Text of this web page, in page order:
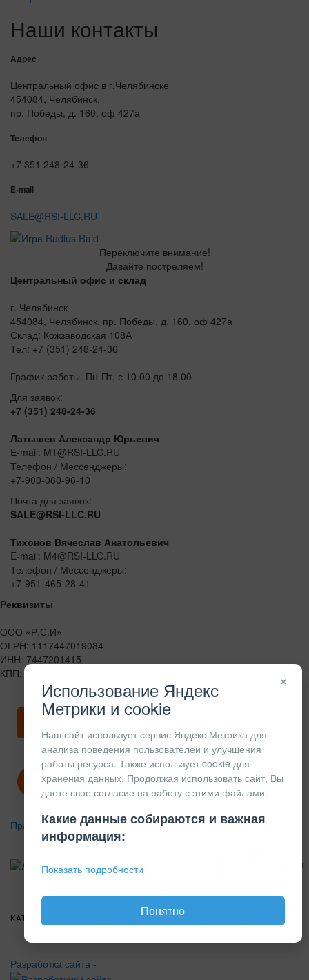
Наши контакты
Адрес
Центральный офис в г.Челябинске
454084, Челябинск,
пр. Победы, д. 160, оф 427а
Телефон
+7 351 248-24-36
E-mail
SALE@RSI-LLC.RU
Переключите внимание!
Давайте постреляем!
Центральный офис и склад
г. Челябинск
454084, Челябинск, пр. Победы, д. 160, оф 427а
Склад: Кожзаводская 108А
Тел: +7 (351) 248-24-36
График работы: Пн-Пт, с 10.00 до 18.00
Для заявок:
+7 (351) 248-24-36
Латышев Александр Юрьевич
E-mail: M1@RSI-LLC.RU
Телефон / Мессенджеры:
+7-900-060-96-10
Почта для заявок:
SALE@RSI-LLC.RU
Тихонов Вячеслав Анатольевич
E-mail: M4@RSI-LLC.RU
Телефон / Мессенджеры:
+7-951-465-28-41
Реквизиты
ООО «Р.С.И»
ОГРН: 1117447019084
ИНН: 7447201415
КПП: 744701001
Скачать карточку предприятия
Политика конфиденциальности
Правила возврата
КОНСТРУКЦИОННЫЙ
КАТАЛОГ
Разработка сайта -
×
Использование Яндекс
Метрики и cookie
Наш сайт использует сервис Яндекс Метрика для
анализа поведения пользователей и улучшения
работы ресурса. Также использует cookie для
хранения данных. Продолжая использовать сайт, Вы
даете свое согласие на работу с этими файлами.
Какие данные собираются и важная
информация:
Показать подробности
Понятно